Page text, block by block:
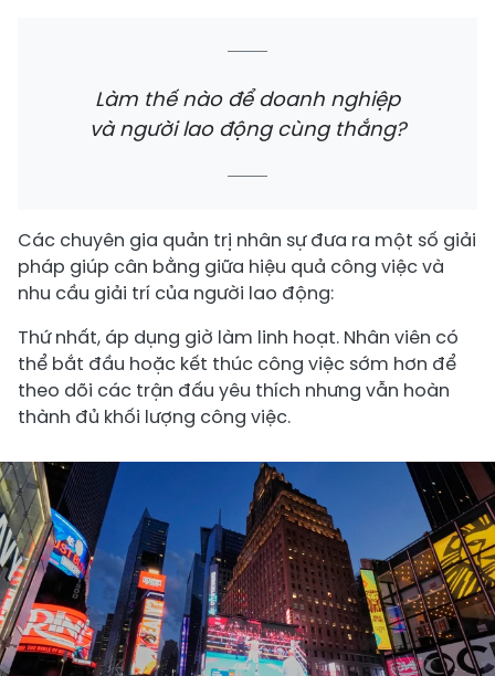
Làm thế nào để doanh nghiệp
và người lao động cùng thắng?
Các chuyên gia quản trị nhân sự đưa ra một số giải
pháp giúp cân bằng giữa hiệu quả công việc và
nhu cầu giải trí của người lao động:
Thứ nhất, áp dụng giờ làm linh hoạt. Nhân viên có
thể bắt đầu hoặc kết thúc công việc sớm hơn để
theo dõi các trận đấu yêu thích nhưng vẫn hoàn
thành đủ khối lượng công việc.